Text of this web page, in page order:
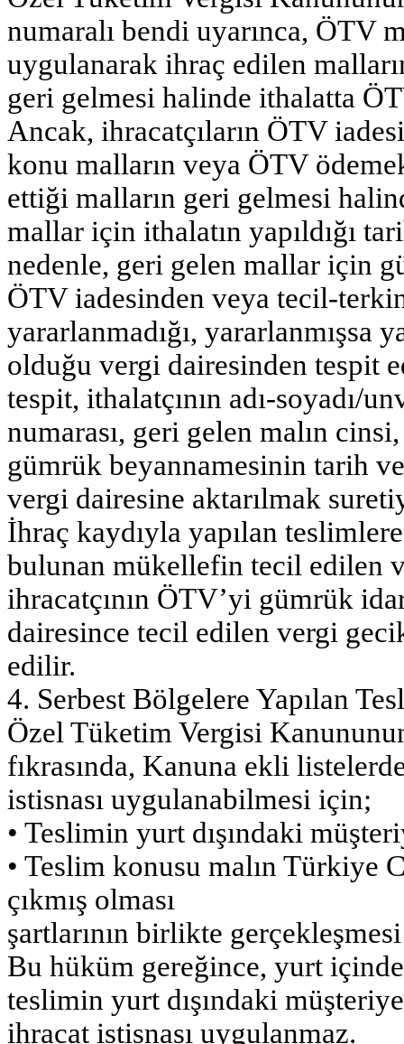
numaralı bendi uyarınca, ÖTV
uygulanarak ihraç edilen
geri gelmesi halinde ithalatta
Ancak, ihracatçıların ÖTV
konu malların veya ÖTV
ettiği malların geri gelmesi
mallar için ithalatın yapıldığı
nedenle, geri gelen mallar için
ÖTV iadesinden veya tecil-
yararlanmadığı, yararlanmışsa
olduğu vergi dairesinden tespit
tespit, ithalatçının adı-soyadı/
numarası, geri gelen malın
gümrük beyannamesinin tarih
vergi dairesine aktarılmak
İhraç kaydıyla yapılan
bulunan mükellefin tecil edilen
ihracatçının ÖTV’yi gümrük
dairesince tecil edilen vergi
edilir.
4. Serbest Bölgelere Yapılan
Özel Tüketim Vergisi
fıkrasında, Kanuna ekli
istisnası uygulanabilmesi için;
• Teslimin yurt dışındaki
• Teslim konusu malın Türkiye
çıkmış olması
şartlarının birlikte
Bu hüküm gereğince, yurt
teslimin yurt dışındaki
ihracat istisnası uygulanmaz.